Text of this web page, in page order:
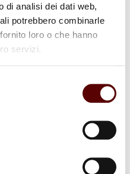
di analisi dei dati web,
potrebbero combinarle
loro o che hanno
servizi.